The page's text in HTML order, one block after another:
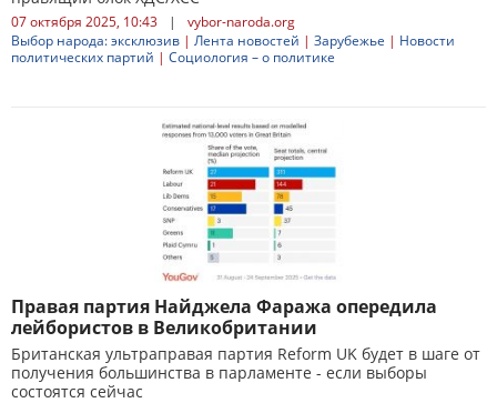
07 октября 2025, 10:43 |
vybor-naroda.org
Выбор народа: эксклюзив | Лента новостей | Зарубежье | Новости
политических партий | Социология – о политике
Правая партия Найджела Фаража опередила
лейбористов в Великобритании
Британская ультраправая партия Reform UK будет в шаге от
получения большинства в парламенте - если выборы
состоятся сейчас